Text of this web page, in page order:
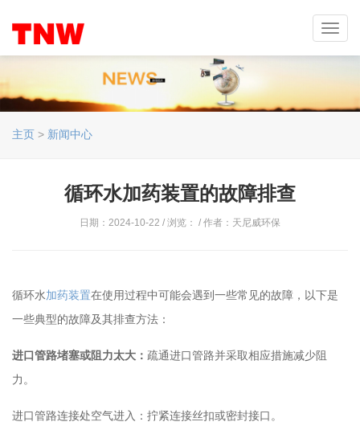
主页 > 新闻中心
循环水加药装置的故障排查
日期：2024-10-22 / 浏览： / 作者：天尼威环保
循环水加药装置在使用过程中可能会遇到一些常见的故障，以下是
一些典型的故障及其排查方法：
进口管路堵塞或阻力太大： 疏通进口管路并采取相应措施减少阻
力。
进口管路连接处空气进入：拧紧连接丝扣或密封接口。